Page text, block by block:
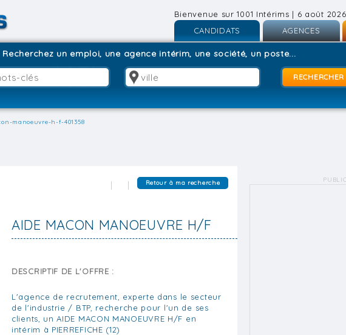
Bienvenue sur 1001 Intérims | 6 août 2026
CANDIDATS
Inscription
AGENCES
Inscription
Connexion
Recherchez un emploi, une agence intérim, une société, un poste...
manoeuvre-h-f-401358
Retour à ma recherche
AIDE MACON MANOEUVRE H/F
DESCRIPTIF DE L'OFFRE :
L'agence de recrutement, experte dans le secteur
de l'industrie / BTP, recherche pour l'un de ses
clients, un AIDE MACON MANOEUVRE H/F en
intérim à PIERREFICHE (12)